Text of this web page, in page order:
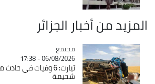
المزيد من أخبار الجزائر
Catégorie
مجتمع
06/08/2026 - 17:38
تيارت: 6 وفيات في حادث
شحيمة